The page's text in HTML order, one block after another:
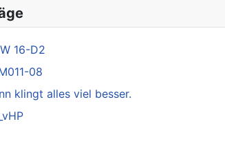
16-D2
08
klingt alles viel besser.